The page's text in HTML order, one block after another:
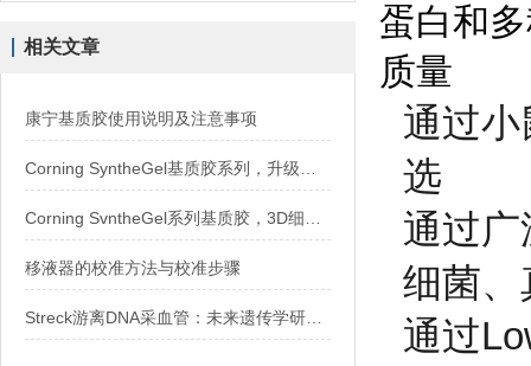
相关文章
康宁基质胶使用说明及注意事项
移液器的校准方法与校准步骤
蛋白和
质量
通过
选
通过
细菌、
通过